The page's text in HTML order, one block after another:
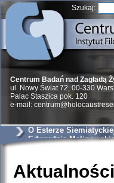
Szukaj:
Centrum Badań nad Zagładą
ul. Nowy Świat 72, 00-330
Palac Staszica pok. 120
e-mail:
O Esterze
Edwardzie
Aktualności